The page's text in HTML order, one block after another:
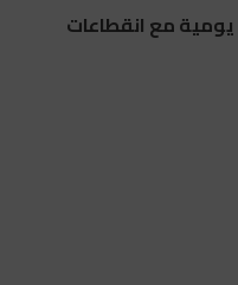
يومية مع انقطاعات